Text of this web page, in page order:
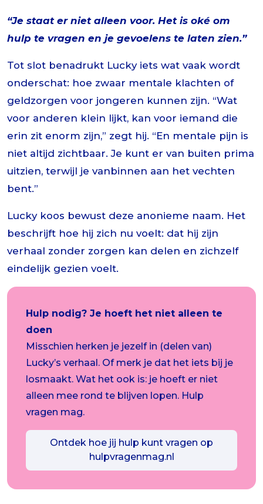
“Je staat er niet alleen voor. Het is oké om
hulp te vragen en je gevoelens te laten zien.”
Tot slot benadrukt Lucky iets wat vaak wordt
onderschat: hoe zwaar mentale klachten of
geldzorgen voor jongeren kunnen zijn. “Wat
voor anderen klein lijkt, kan voor iemand die
erin zit enorm zijn,” zegt hij. “En mentale pijn is
niet altijd zichtbaar. Je kunt er van buiten prima
uitzien, terwijl je vanbinnen aan het vechten
bent.”
Lucky koos bewust deze anonieme naam. Het
beschrijft hoe hij zich nu voelt: dat hij zijn
verhaal zonder zorgen kan delen en zichzelf
eindelijk gezien voelt.
Hulp nodig? Je hoeft het niet alleen te
doen
Misschien herken je jezelf in (delen van)
Lucky’s verhaal. Of merk je dat het iets bij je
losmaakt. Wat het ook is: je hoeft er niet
alleen mee rond te blijven lopen. Hulp
vragen mag.
Ontdek hoe jij hulp kunt vragen op
hulpvragenmag.nl